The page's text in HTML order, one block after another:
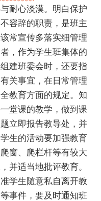
耐心淡漠。明白保护
容辞的职责，是班主
常宣传多落实细管理
，作为学生班集体的
建班委会时，还要指
关事宜，在日常管理
教育方面的规定。知
堂课的教学，做到课
立即报告教导处，并
生的活动要加强教育
窗、爬栏杆等有较大
并适当地批评教育。
学生随意私自离开教
事件，要及时通知班